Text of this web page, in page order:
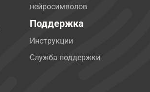
нейросимволов
Поддержка
Инструкции
Служба поддержки